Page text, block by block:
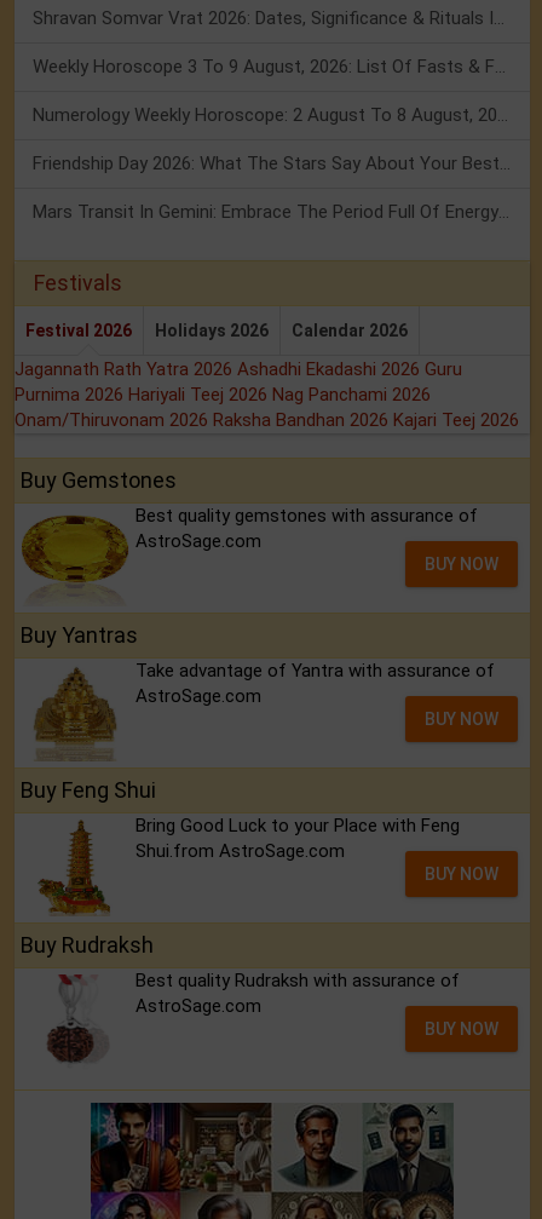
Festivals
Festival 2026 Holidays 2026 Calendar 2026
Jagannath Rath Yatra 2026 Ashadhi Ekadashi 2026 Guru
Purnima 2026 Hariyali Teej 2026 Nag Panchami 2026
Onam/Thiruvonam 2026 Raksha Bandhan 2026 Kajari Teej 2026
Buy Gemstones
Best quality gemstones with assurance of
AstroSage.com
BUY NOW
Buy Yantras
Take advantage of Yantra with assurance of
AstroSage.com
BUY NOW
Buy Feng Shui
Bring Good Luck to your Place with Feng
Shui.from AstroSage.com
BUY NOW
Buy Rudraksh
Best quality Rudraksh with assurance of
AstroSage.com
BUY NOW